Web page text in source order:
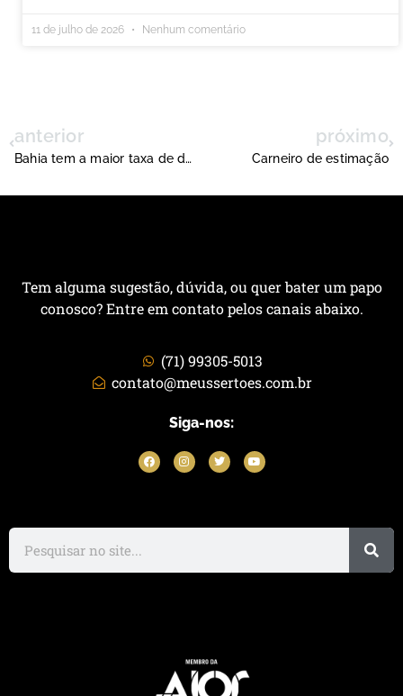
11 de julho de 2026 Nenhum comentário
anterior
Bahia tem a maior taxa de desmatamento do Cerrado
próximo
Carneiro de estimação
Tem alguma sugestão, dúvida, ou quer bater um papo
conosco? Entre em contato pelos canais abaixo.
(71) 99305-5013
contato@meussertoes.com.br
Siga-nos: